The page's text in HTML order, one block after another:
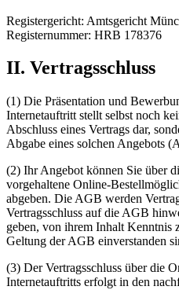
Registergericht: Amtsgericht
Registernummer: HRB 178376
II. Vertragsschluss
(1) Die Präsentation und
Internetauftritt stellt selbst noch
Abschluss eines Vertrags dar,
Abgabe eines solchen Angebots
(2) Ihr Angebot können Sie über
vorgehaltene Online-
abgeben. Die AGB werden
Vertragsschluss auf die AGB
geben, von ihrem Inhalt Kenntnis
Geltung der AGB einverstanden
(3) Der Vertragsschluss über die
Internetauftritts erfolgt in den